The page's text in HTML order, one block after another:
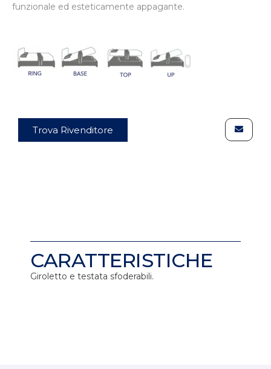
funzionale ed esteticamente appagante.
Trova Rivenditore
CARATTERISTICHE
Giroletto e testata sfoderabili.